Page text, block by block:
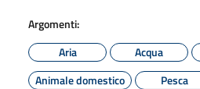
Argomenti:
Aria
Acqua
Animale domestico
Pesca